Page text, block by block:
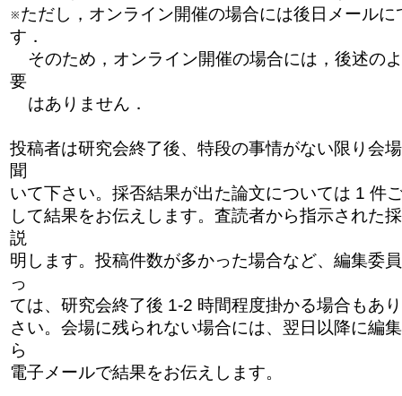
※ただし，オンライン開催の場合には後日メールに
す．
そのため，オンライン開催の場合には，後述の
要
はありません．
投稿者は研究会終了後、特段の事情がない限り会
聞
いて下さい。採否結果が出た論文については 1 件
して結果をお伝えします。査読者から指示された
説
明します。投稿件数が多かった場合など、編集委
っ
ては、研究会終了後 1-2 時間程度掛かる場合もあ
さい。会場に残られない場合には、翌日以降に編
ら
電子メールで結果をお伝えします。